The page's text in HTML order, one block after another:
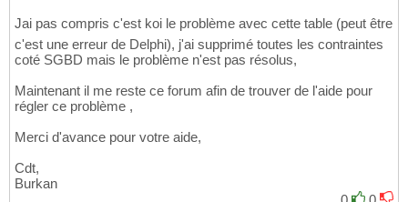
Jai pas compris c'est koi le problème avec cette table (peut être
c'est une erreur de Delphi), j'ai supprimé toutes les contraintes
coté SGBD mais le problème n'est pas résolus,
Maintenant il me reste ce forum afin de trouver de l'aide pour
régler ce problème ,
Merci d'avance pour votre aide,
Cdt,
Burkan